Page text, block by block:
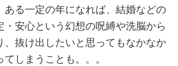
ある一定の年になれば、結婚などの
・安心という幻想の呪縛や洗脳から
、抜け出したいと思ってもなかなか
しまうことも。。。